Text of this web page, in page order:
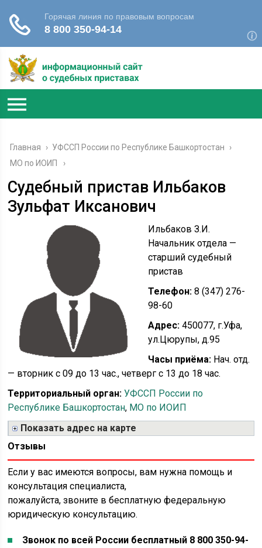
Главная › УФССП России по Республике Башкортостан
›
МО по ИОИП
Судебный пристав Ильбаков
Зульфат Иксанович
Ильбаков З.И.
Начальник отдела —
старший судебный
пристав
Телефон: 8 (347) 276-
98-60
Адрес: 450077, г.Уфа,
ул.Цюрупы, д.95
Часы приёма: Нач. отд.
— вторник с 09 до 13 час., четверг с 13 до 18 час.
Территориальный орган: УФССП России по
Республике Башкортостан, МО по ИОИП
Показать адрес на карте
Отзывы
Если у вас имеются вопросы, вам нужна помощь и
консультация специалиста,
пожалуйста, звоните в бесплатную федеральную
юридическую консультацию.
Звонок по всей России бесплатный 8 800 350-94-